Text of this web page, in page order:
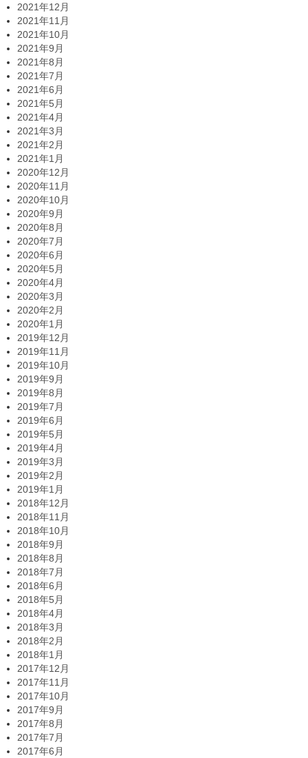
2021年12月
2021年11月
2021年10月
2021年9月
2021年8月
2021年7月
2021年6月
2021年5月
2021年4月
2021年3月
2021年2月
2021年1月
2020年12月
2020年11月
2020年10月
2020年9月
2020年8月
2020年7月
2020年6月
2020年5月
2020年4月
2020年3月
2020年2月
2020年1月
2019年12月
2019年11月
2019年10月
2019年9月
2019年8月
2019年7月
2019年6月
2019年5月
2019年4月
2019年3月
2019年2月
2019年1月
2018年12月
2018年11月
2018年10月
2018年9月
2018年8月
2018年7月
2018年6月
2018年5月
2018年4月
2018年3月
2018年2月
2018年1月
2017年12月
2017年11月
2017年10月
2017年9月
2017年8月
2017年7月
2017年6月